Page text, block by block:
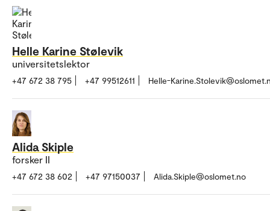
Helle Karine Stølevik
universitetslektor
+47 672 38 795 +47 99512611 Helle-
Alida Skiple
forsker II
+47 672 38 602 +47 97150037 Alida.Skiple@oslomet.no